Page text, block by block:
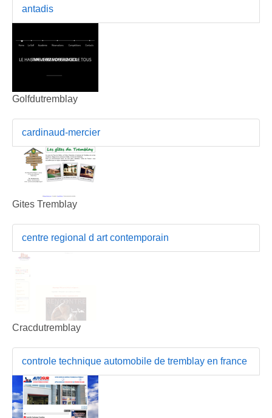
antadis
Golfdutremblay
cardinaud-mercier
Gites Tremblay
centre regional d art contemporain
Cracdutremblay
controle technique automobile de tremblay en france